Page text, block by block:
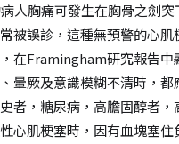
胸痛可發生在胸骨之劍
誤診，這種無預警的心
在Framingham研究報告
厥及意識模糊不清時，
，糖尿病，高膽固醇者
肌梗塞時，因有血塊塞